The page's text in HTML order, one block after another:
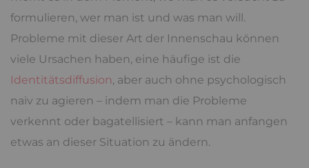
formulieren, wer man ist und was man will.
Probleme mit dieser Art der Innenschau können
viele Ursachen haben, eine häufige ist die
Identitätsdiffusion, aber auch ohne psychologisch
naiv zu agieren – indem man die Probleme
verkennt oder bagatellisiert – kann man anfangen
etwas an dieser Situation zu ändern.